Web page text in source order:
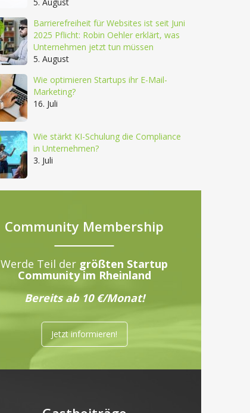
Barrierefreiheit für Websites ist seit Juni
2025 Pflicht: Robin Oehler erklärt, was
Unternehmen jetzt tun müssen
5. August
Wie optimieren Startups ihr E-Mail-
Marketing?
16. Juli
Wie stärkt KI-Schulung die Compliance
in Unternehmen?
3. Juli
Community Membership
Werde Teil der größten Startup
Community im Rheinland
Bereits ab 10 €/Monat!
Jetzt informieren!